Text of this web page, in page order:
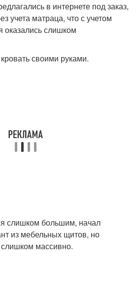
в интернете под заказ,
учета матраца, что с учетом
слишком
своими руками.
слишком большим, начал
из мебельных щитов, но
слишком массивно.